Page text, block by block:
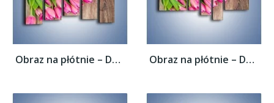
Obraz na płótnie – Do góry nogami z... Obraz na płótnie – Do góry nogami z...